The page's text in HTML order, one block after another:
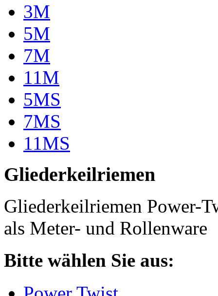
3M
5M
7M
11M
5MS
7MS
11MS
Gliederkeilriemen
Gliederkeilriemen Power-
als Meter- und Rollenware
Bitte wählen Sie aus: